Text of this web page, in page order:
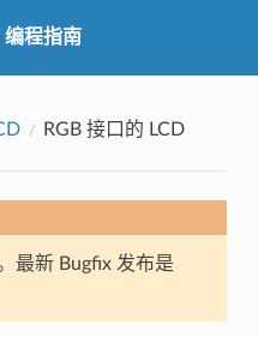
编程指南
RGB 接口的 LCD
最新 Bugfix 发布是